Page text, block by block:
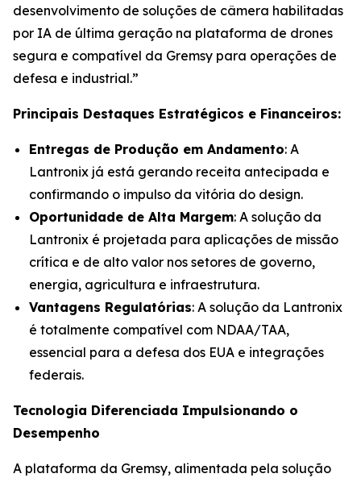
desenvolvimento de soluções de câmera habilitadas
por IA de última geração na plataforma de drones
segura e compatível da Gremsy para operações de
defesa e industrial.”
Principais Destaques Estratégicos e Financeiros:
Entregas de Produção em Andamento: A
Lantronix já está gerando receita antecipada e
confirmando o impulso da vitória do design.
Oportunidade de Alta Margem: A solução da
Lantronix é projetada para aplicações de missão
crítica e de alto valor nos setores de governo,
energia, agricultura e infraestrutura.
Vantagens Regulatórias: A solução da Lantronix
é totalmente compatível com NDAA/TAA,
essencial para a defesa dos EUA e integrações
federais.
Tecnologia Diferenciada Impulsionando o
Desempenho
A plataforma da Gremsy, alimentada pela solução